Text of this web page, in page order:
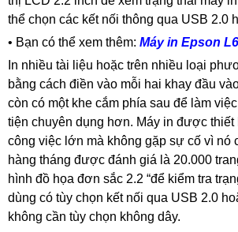
thể chọn các kết nối thông qua USB 2.0
• Bạn có thể xem thêm: Máy in Epson
In nhiều tài liệu hoặc trên nhiều loại
bằng cách điền vào mỗi hai khay đầu
còn có một khe cắm phía sau để làm
tiện chuyên dụng hơn. Máy in được thiết
công việc lớn mà không gặp sự cố vì nó
hàng tháng được đánh giá là 20.000
hình đồ họa đơn sắc 2.2 “để kiểm tra
dùng có tùy chọn kết nối qua USB 2.0
không cần tùy chọn không dây.